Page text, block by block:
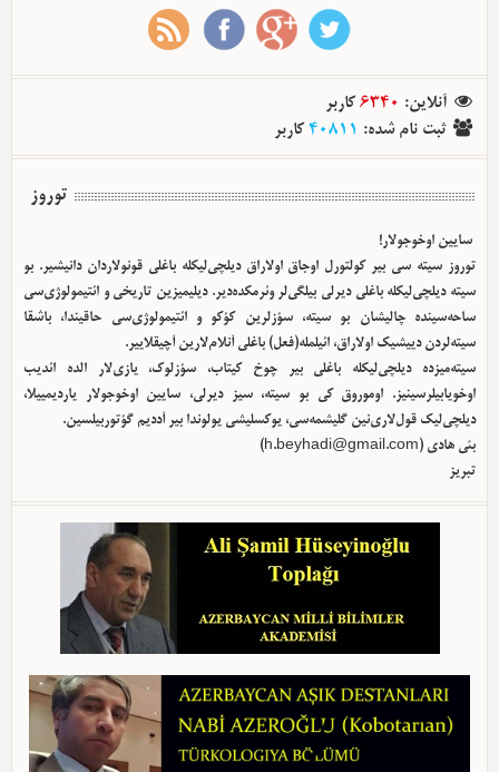
آنلاین:
6340 کاربر
ثبت نام شده:
40811 کاربر
توروز
سایین اوخوجولار!
توروز سیته سی بیر کولتورل اوجاق اولا‌راق دیلچی‌لیکله باغلی قونولاردان دانیشیر. بو
سیته دیلچی‌لیکله باغلی دیرلی بیلگی‌لر وئرمکده‌دیر. دیلیمیزین تاریخی و ائتیمولوژی‌سی
ساحه‌سینده چالیشان بو سیته، سؤزلرین کؤکو و ائتیمولوژی‌سی حاقیندا، باشقا
سیته‌لردن دییشیک اولا‌راق، ائیلمله(فعل) باغلی آنلام‌لارین آچیقلاییر.
سیته‌میزده دیلچی‌لیکله باغلی بیر چوخ کیتاب، سؤزلوک، یازی‌لار الده ائدیب
اوخویابیلرسینیز. اوموروق کی بو سیته، سیز دیرلی، سایین اوخوجولار یاردیمییلا،
دیلچی‌لیک قول‌لاری‌نین گلیشمه‌سی، یوکسلیشی یولوندا بیر آددیم گؤتوربیلسین.
بئی هادی (h.beyhadi@gmail.com
)
تبریز